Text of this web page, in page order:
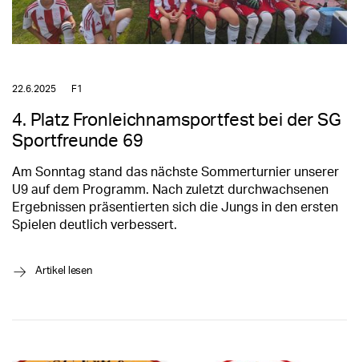
22.6.2025 F1
4. Platz Fronleichnamsportfest bei der SG
Sportfreunde 69
Am Sonntag stand das nächste Sommerturnier unserer
U9 auf dem Programm. Nach zuletzt durchwachsenen
Ergebnissen präsentierten sich die Jungs in den ersten
Spielen deutlich verbessert.
→ Artikel lesen